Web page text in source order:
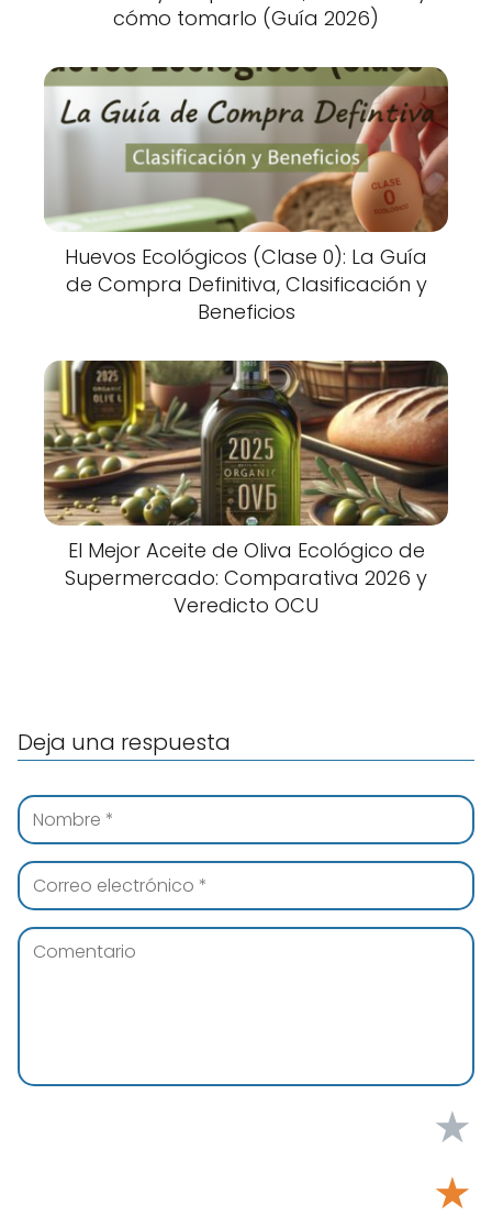
cómo tomarlo (Guía 2026)
Huevos Ecológicos (Clase 0): La Guía
de Compra Definitiva, Clasificación y
Beneficios
El Mejor Aceite de Oliva Ecológico de
Supermercado: Comparativa 2026 y
Veredicto OCU
Deja una respuesta
★
★